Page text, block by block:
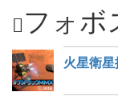
フォボ
火星衛